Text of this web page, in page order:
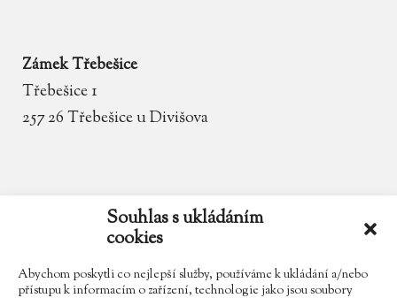
Souhlas s ukládáním
cookies
Abychom poskytli co nejlepší služby, používáme k ukládání a/nebo
přístupu k informacím o zařízení, technologie jako jsou soubory
Zámek Třebešice
Třebešice 1
257 26 Třebešice u Divišova
zamek.trebesice@volny.cz
602 354 467